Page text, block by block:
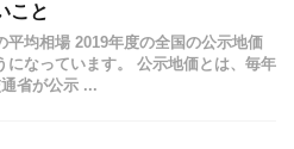
こと
平均相場 2019年度の全国の公示地価
になっています。 公示地価とは、毎年
省が公示 ...